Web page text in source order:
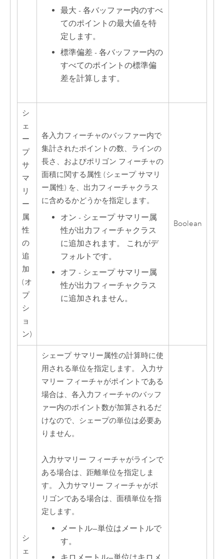
最大 - 各バッファー内のすべ
てのポイントの最大値を特
定します。
標準偏差 - 各バッファー内の
すべてのポイントの標準偏
差を計算します。
シ
ェ
ー
プ
サ
マ
リ
ー
属
性
の
追
加
(オ
プ
シ
ョ
ン)
各入力フィーチャのバッファー内で
集計されたポイントの数、ラインの
長さ、およびポリゴン フィーチャの
面積に関する属性 (シェープ サマリ
ー属性) を、出力フィーチャクラス
に含めるかどうかを指定します。
オン - シェープ サマリー属
性が出力フィーチャクラス
に追加されます。 これがデ
フォルトです。
オフ - シェープ サマリー属
性が出力フィーチャクラス
に追加されません。
Boolean
シ
ェ
シェープ サマリー属性の計算時に使
用される単位を指定します。 入力サ
マリー フィーチャがポイントである
場合は、各入力フィーチャのバッフ
ァー内のポイント数が加算されるだ
けなので、シェープの単位は必要あ
りません。
入力サマリー フィーチャがラインで
ある場合は、距離単位を指定しま
す。 入力サマリー フィーチャがポ
リゴンである場合は、面積単位を指
定します。
メートル—単位はメートルで
す。